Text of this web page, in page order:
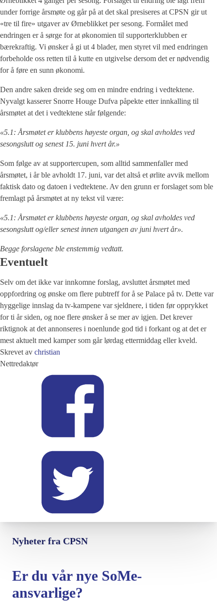
under forrige årsmøte og går på at det skal presiseres at CPSN gir ut
«tre til fire» utgaver av Ørneblikket per sesong. Formålet med
endringen er å sørge for at økonomien til supporterklubben er
bærekraftig. Vi ønsker å gi ut 4 blader, men styret vil med endringen
forbeholde oss retten til å kutte en utgivelse dersom det er nødvendig
for å føre en sunn økonomi.
Den andre saken dreide seg om en mindre endring i vedtektene.
Nyvalgt kasserer Snorre Houge Dufva påpekte etter innkalling til
årsmøtet at det i vedtektene står følgende:
«5.1: Årsmøtet er klubbens høyeste organ, og skal avholdes ved
sesongslutt og senest 15. juni hvert år.»
Som følge av at supportercupen, som alltid sammenfaller med
årsmøtet, i år ble avholdt 17. juni, var det altså et ørlite avvik mellom
faktisk dato og datoen i vedtektene. Av den grunn er forslaget som ble
fremlagt på årsmøtet at ny tekst vil være:
«5.1: Årsmøtet er klubbens høyeste organ, og skal avholdes ved
sesongslutt og/eller senest innen utgangen av juni hvert år».
Begge forslagene ble enstemmig vedtatt.
Eventuelt
Selv om det ikke var innkomne forslag, avsluttet årsmøtet med
oppfordring og ønske om flere pubtreff for å se Palace på tv. Dette var
hyggelige innslag da tv-kampene var sjeldnere, i tiden før opprykket
for ti år siden, og noe flere ønsker å se mer av igjen. Det krever
riktignok at det annonseres i noenlunde god tid i forkant og at det er
mest aktuelt med kamper som går lørdag ettermiddag eller kveld.
Skrevet av christian
Nettredaktør
Nyheter fra CPSN
Er du vår nye SoMe-
ansvarlige?